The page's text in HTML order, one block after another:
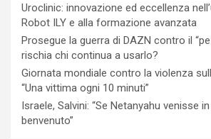
Uroclinic: innovazione ed eccellenza
Robot ILY e alla formazione avanzata
Prosegue la guerra di DAZN contro il
rischia chi continua a usarlo?
Giornata mondiale contro la violenza
“Una vittima ogni 10 minuti”
Israele, Salvini: “Se Netanyahu venisse
benvenuto”